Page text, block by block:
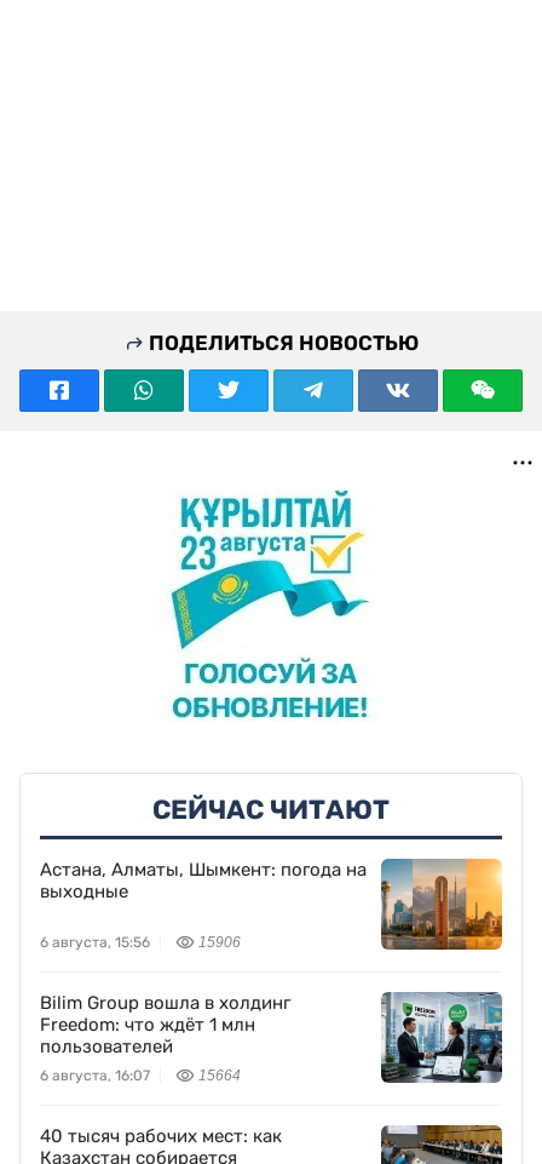
ПОДЕЛИТЬСЯ НОВОСТЬЮ
СЕЙЧАС ЧИТАЮТ
Астана, Алматы, Шымкент: погода на
выходные
6 августа, 15:56 15906
Bilim Group вошла в холдинг
Freedom: что ждёт 1 млн
пользователей
6 августа, 16:07 15664
40 тысяч рабочих мест: как
Казахстан собирается